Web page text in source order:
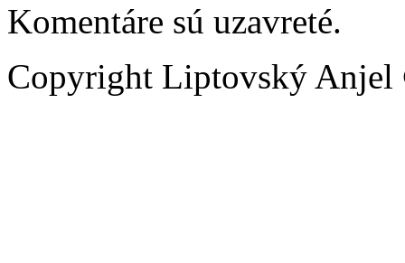
Komentáre sú uzavreté.
Copyright Liptovský Anjel